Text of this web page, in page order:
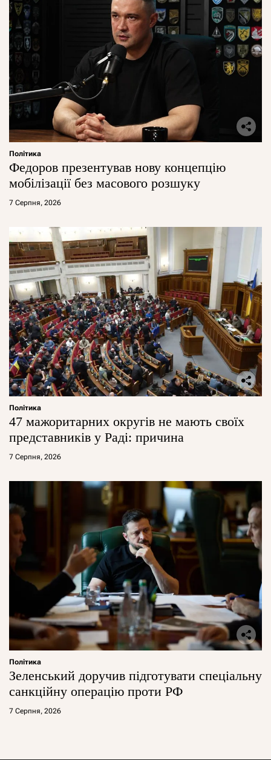
Політика
Федоров презентував нову концепцію
мобілізації без масового розшуку
7 Серпня, 2026
Політика
47 мажоритарних округів не мають своїх
представників у Раді: причина
7 Серпня, 2026
Політика
Зеленський доручив підготувати спеціальну
санкційну операцію проти РФ
7 Серпня, 2026